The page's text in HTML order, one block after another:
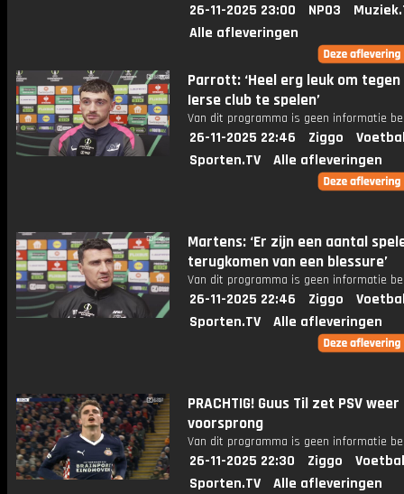
26-11-2025 23:00 NPO3
Alle afleveringen
Parrott: ‘Heel erg leuk om tegen
Ierse club te spelen’
Van dit programma is geen informatie
26-11-2025 22:46 Ziggo
Sporten.TV
Alle afleveringen
Martens: ‘Er zijn een aantal
terugkomen van een blessure’
Van dit programma is geen informatie
26-11-2025 22:46 Ziggo
Sporten.TV
Alle afleveringen
PRACHTIG! Guus Til zet PSV
voorsprong
Van dit programma is geen informatie
26-11-2025 22:30 Ziggo
Sporten.TV
Alle afleveringen